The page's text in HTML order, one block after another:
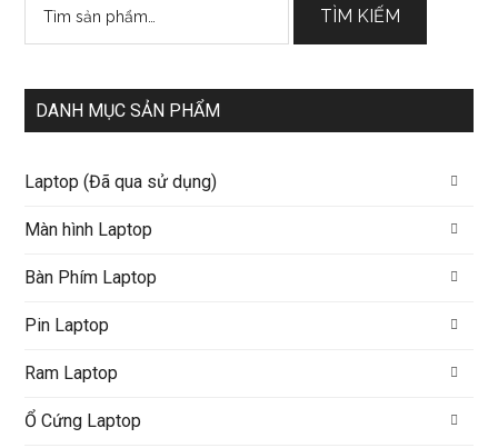
kiếm:
TÌM KIẾM
DANH MỤC SẢN PHẨM
Laptop (Đã qua sử dụng)
Màn hình Laptop
Bàn Phím Laptop
Pin Laptop
Ram Laptop
Ổ Cứng Laptop